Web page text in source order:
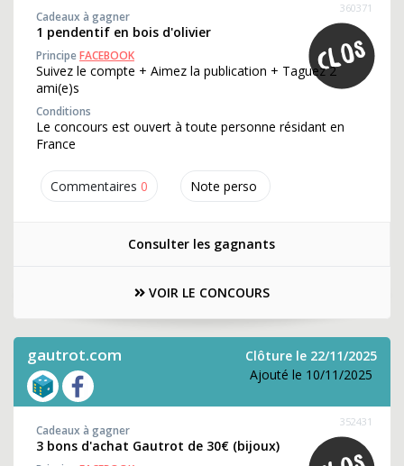
Commentaires 0 Note perso
360371
Cadeaux à gagner
1 pendentif en bois d'olivier
PrincipeFACEBOOK
Suivez le compte + Aimez la publication + Taguez 2
ami(e)s
Conditions
Le concours est ouvert à toute personne résidant en
France
Consulter les gagnants
VOIR LE CONCOURS
gautrot.com
Clôture le 22/11/2025
Ajouté le 10/11/2025
352431
Cadeaux à gagner
3 bons d'achat Gautrot de 30€ (bijoux)